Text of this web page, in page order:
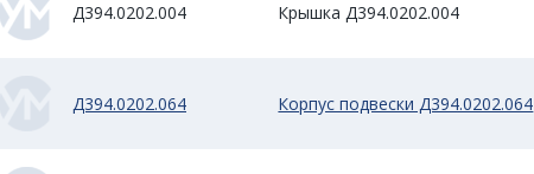
Д394.0202.004 Крышка Д394.0202.004
Д394.0202.064 Корпус подвески Д394.0202.064